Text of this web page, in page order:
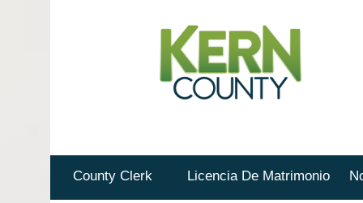
County Clerk Licencia De Matrimonio